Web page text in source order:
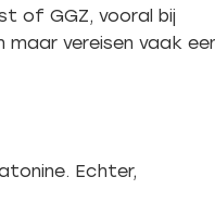
of GGZ, vooral bij
maar vereisen vaak
Echter,